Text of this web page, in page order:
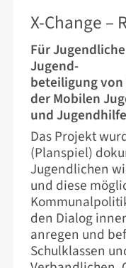
23. JUNI 2026
X-Change –
Für
Jugend-
beteiligung
der Mobilen
und
Das Projekt
(Planspiel)
Jugendlichen
und diese
den Dialog
anregen und
Schulklassen